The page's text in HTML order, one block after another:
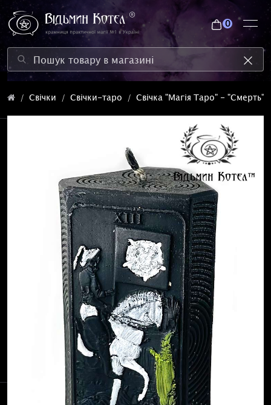
0
Свічки Свічки-таро Свічка "Магія Таро" - "Смерть"